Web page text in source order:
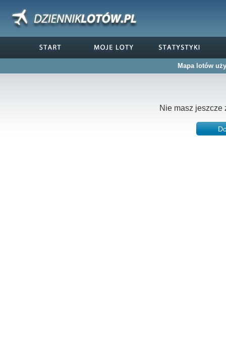
Mapa lotów
Nie masz jeszcze